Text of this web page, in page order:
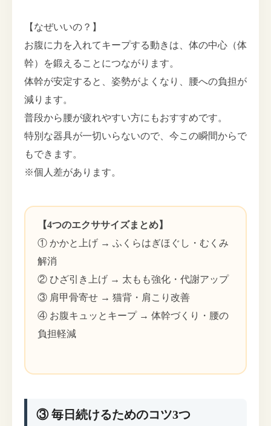
【なぜいいの？】
お腹に力を入れてキープする動きは、体の中心（体
幹）を鍛えることにつながります。
体幹が安定すると、姿勢がよくなり、腰への負担が
減ります。
普段から腰が疲れやすい方にもおすすめです。
特別な器具が一切いらないので、今この瞬間からで
もできます。
※個人差があります。
【4つのエクササイズまとめ】
① かかと上げ → ふくらはぎほぐし・むくみ
解消
② ひざ引き上げ → 太もも強化・代謝アップ
③ 肩甲骨寄せ → 猫背・肩こり改善
④ お腹キュッとキープ → 体幹づくり・腰の
負担軽減
③ 毎日続けるためのコツ3つ